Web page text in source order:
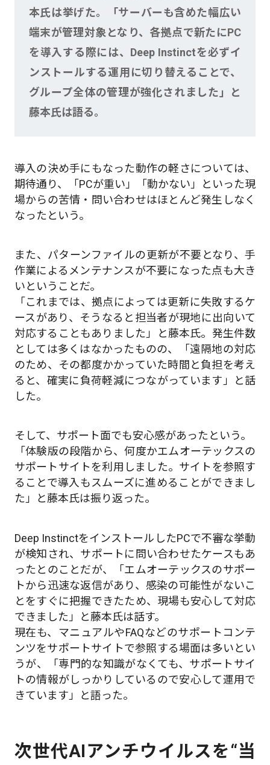
本氏は挙げた。「サーバーも含めた幅広い
端末が管理対象となり、各拠点で新たにPC
を導入する際には、Deep Instinctを必ずイ
ンストールする運用に切り替えることで、
グループ全体の管理が強化されました」と
藤本氏は語る。
導入の決め手にもなった動作の軽さについては、
期待通り、「PCが重い」「動かない」といった現
場からの苦情・問い合わせはほとんど発生しなく
なったという。
また、パターンファイルの更新が不要となり、手
作業によるメンテナンスが不要になった点も大き
いということだ。
「これまでは、拠点によっては更新に失敗するケ
ースがあり、そうなると担当者が現地に出向いて
対応することもありました」と藤本氏。発生件数
としては多くはなかったものの、「遠隔地の対応
のため、その都度かかっていた時間と負担を考え
ると、確実に負荷軽減につながっています」と話
した。
そして、サポート面でも安心感があったという。
「体験版の段階から、何度かエムオーテックスの
サポートサイトを利用しました。サイトを参照す
ることで導入もスムーズに進めることができまし
た」と藤本氏は振り返った。
Deep InstinctをインストールしたPCで不審な挙動
が検知され、サポートに問い合わせたケースもあ
ったとのことだが、「エムオーテックスのサポー
トから迅速な返信があり、感染の可能性がないこ
とをすぐに把握できたため、現場も安心して対応
できました」と藤本氏は話す。
現在も、マニュアルやFAQなどのサポートコンテ
ンツをサポートサイトで参照する場面は多いとい
うが、「専門的な知識がなくても、サポートサイ
トの情報がしっかりしているので安心して運用で
きています」と語った。
次世代AIアンチウイルスを“当